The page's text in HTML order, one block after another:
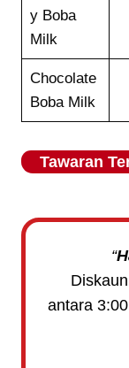
y Boba
Milk
Chocolate
Boba Milk
Tawaran
“
antara